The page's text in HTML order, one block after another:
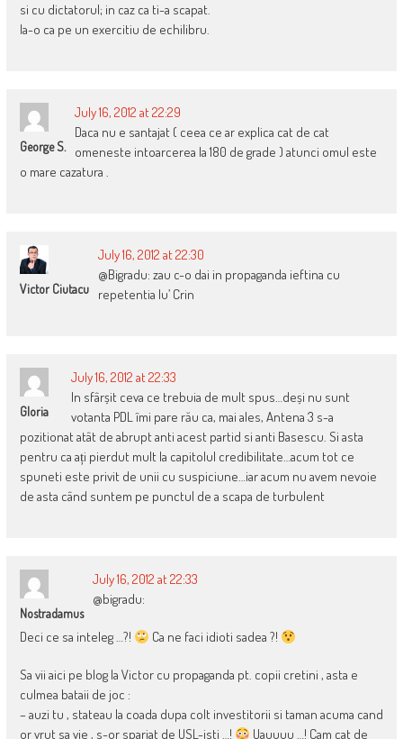
si cu dictatorul; in caz ca ti-a scapat.
Ia-o ca pe un exercitiu de echilibru.
George S.
July 16, 2012 at 22:29
Daca nu e santajat ( ceea ce ar explica cat de cat
omeneste intoarcerea la 180 de grade ) atunci omul este
o mare cazatura .
Victor Ciutacu
July 16, 2012 at 22:30
@Bigradu: zau c-o dai in propaganda ieftina cu
repetentia lu’ Crin
Gloria
July 16, 2012 at 22:33
In sfârșit ceva ce trebuia de mult spus…deși nu sunt
votanta PDL îmi pare rău ca, mai ales, Antena 3 s-a
pozitionat atât de abrupt anti acest partid si anti Basescu. Si asta
pentru ca ați pierdut mult la capitolul credibilitate…acum tot ce
spuneti este privit de unii cu suspiciune…iar acum nu avem nevoie
de asta când suntem pe punctul de a scapa de turbulent
Nostradamus
July 16, 2012 at 22:33
@bigradu:
Deci ce sa inteleg …?! Ca ne faci idioti sadea ?!
Sa vii aici pe blog la Victor cu propaganda pt. copii cretini , asta e
culmea bataii de joc :
– auzi tu , stateau la coada dupa colt investitorii si taman acuma cand
or vrut sa vie , s-or spariat de USL-isti …!
Uauuuu …! Cam cat de